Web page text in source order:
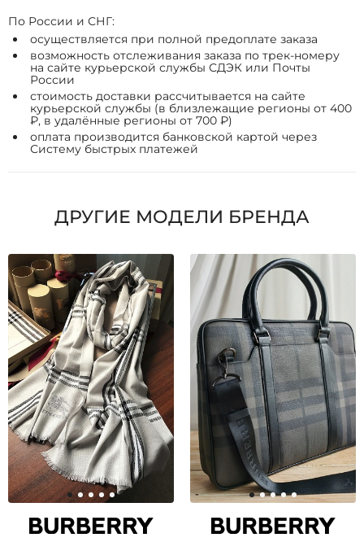
По России и СНГ:
осуществляется при полной предоплате заказа
возможность отслеживания заказа по трек-номеру
на сайте курьерской службы СДЭК или Почты
России
стоимость доставки рассчитывается на сайте
курьерской службы (в близлежащие регионы от 400
₽, в удалённые регионы от 700 ₽)
оплата производится банковской картой через
Систему быстрых платежей
ДРУГИЕ МОДЕЛИ БРЕНДА